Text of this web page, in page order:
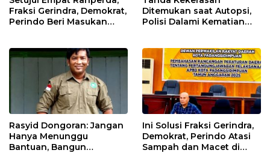
Fraksi Gerindra, Demokrat,
Perindo Beri Masukan
Ditemukan saat Autopsi,
Polisi Dalami Kematian
Rasyid Dongoran: Jangan
Hanya Menunggu
Bantuan, Bangun
Ini Solusi Fraksi Gerindra,
Demokrat, Perindo Atasi
Sampah dan Macet di